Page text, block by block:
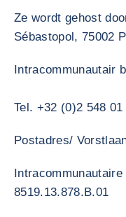
Ze wordt gehost
Sébastopol, 75002
Intracommunautair
Tel. +32 (0)2 548 01
Postadres/
8519.13.878.B.01